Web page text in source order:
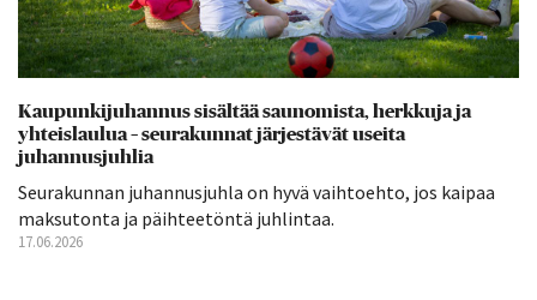
Kaupunkijuhannus sisältää saunomista, herkkuja ja
yhteislaulua – seurakunnat järjestävät useita
juhannusjuhlia
Seurakunnan juhannusjuhla on hyvä vaihtoehto, jos kaipaa
maksutonta ja päihteetöntä juhlintaa.
17.06.2026